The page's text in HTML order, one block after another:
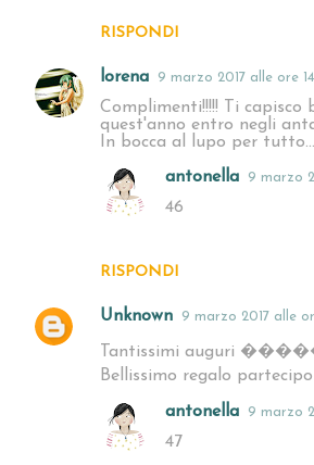
RISPONDI
lorena 9 marzo 2017 alle ore
Complimenti!!!!! Ti capisco
quest'anno entro negli
In bocca al lupo per tutto...
RISPONDI
antonella 9 marzo
46
Unknown 9 marzo 2017 alle
Tantissimi auguri
Bellissimo regalo
antonella 9 marzo
47